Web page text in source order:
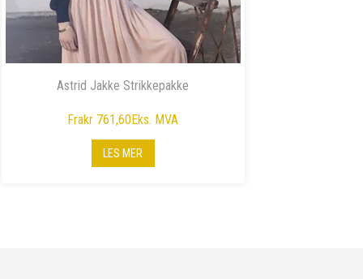
Astrid Jakke Strikkepakke
Frakr 761,60Eks. MVA
LES MER